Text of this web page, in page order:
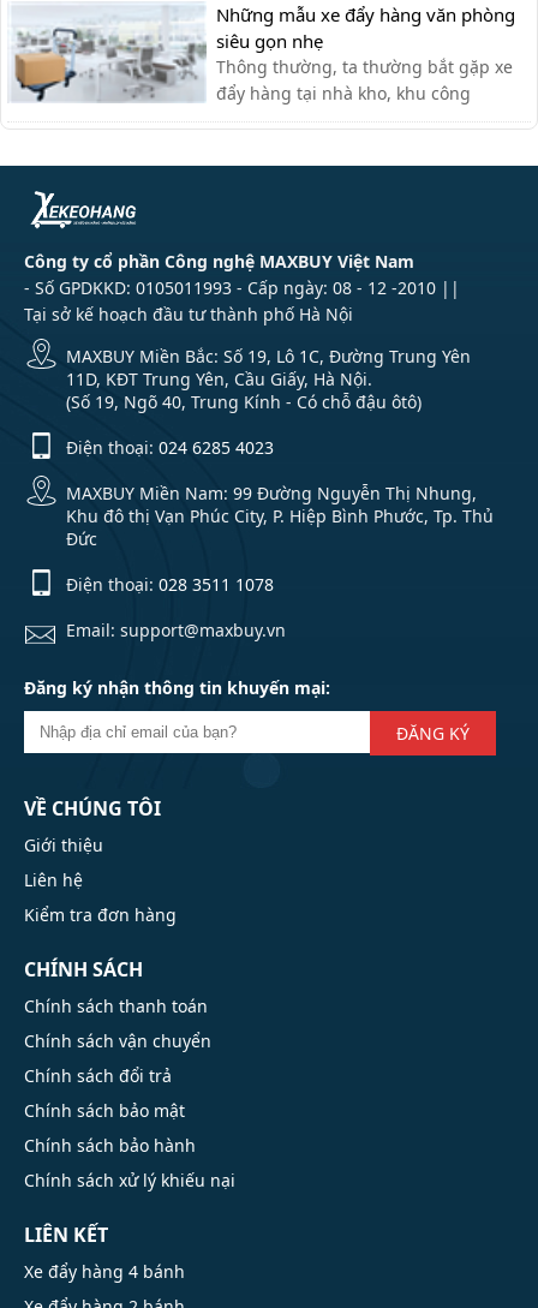
có nên dùng hay không?
Những mẫu xe đẩy hàng văn phòng
siêu gọn nhẹ
Thông thường, ta thường bắt gặp xe
đẩy hàng tại nhà kho, khu công
nghiệp, siêu thị,… với lượng hàng hóa
hàng cũng có thể được sử dụng tạo
Công ty cổ phần Công nghệ MAXBUY Việt Nam
- Số GPDKKD: 0105011993 - Cấp ngày: 08 - 12 -2010 ||
Tại sở kế hoạch đầu tư thành phố Hà Nội
MAXBUY Miền Bắc: Số 19, Lô 1C, Đường Trung Yên
11D, KĐT Trung Yên, Cầu Giấy, Hà Nội.
(Số 19, Ngõ 40, Trung Kính - Có chỗ đậu ôtô)
Điện thoại: 024 6285 4023
MAXBUY Miền Nam: 99 Đường Nguyễn Thị Nhung,
Khu đô thị Vạn Phúc City, P. Hiệp Bình Phước, Tp. Thủ
Đức
Điện thoại: 028 3511 1078
Email: support@maxbuy.vn
Đăng ký nhận thông tin khuyến mại:
ĐĂNG KÝ
VỀ CHÚNG TÔI
Giới thiệu
Liên hệ
Kiểm tra đơn hàng
CHÍNH SÁCH
Chính sách thanh toán
Chính sách vận chuyển
Chính sách đổi trả
Chính sách bảo mật
Chính sách bảo hành
Chính sách xử lý khiếu nại
LIÊN KẾT
Xe đẩy hàng 4 bánh